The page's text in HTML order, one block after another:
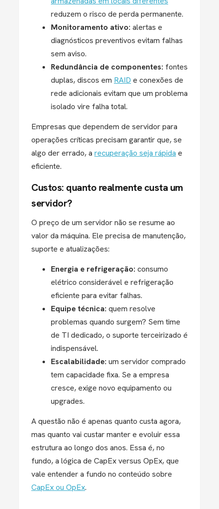
reduzem o risco de perda permanente.
Monitoramento ativo: alertas e
diagnósticos preventivos evitam falhas
sem aviso.
Redundância de componentes: fontes
duplas, discos em RAID e conexões de
rede adicionais evitam que um problema
isolado vire falha total.
Empresas que dependem de servidor para
operações críticas precisam garantir que, se
algo der errado, a recuperação seja rápida e
eficiente.
Custos: quanto realmente custa um
servidor?
O preço de um servidor não se resume ao
valor da máquina. Ele precisa de manutenção,
suporte e atualizações:
Energia e refrigeração: consumo
elétrico considerável e refrigeração
eficiente para evitar falhas.
Equipe técnica: quem resolve
problemas quando surgem? Sem time
de TI dedicado, o suporte terceirizado é
indispensável.
Escalabilidade: um servidor comprado
tem capacidade fixa. Se a empresa
cresce, exige novo equipamento ou
upgrades.
A questão não é apenas quanto custa agora,
mas quanto vai custar manter e evoluir essa
estrutura ao longo dos anos. Essa é, no
fundo, a lógica de CapEx versus OpEx, que
vale entender a fundo no conteúdo sobre
CapEx ou OpEx.